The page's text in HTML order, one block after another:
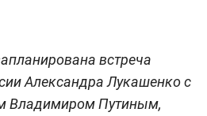
встреча
Александра Лукашенко с
Владимиром Путиным,